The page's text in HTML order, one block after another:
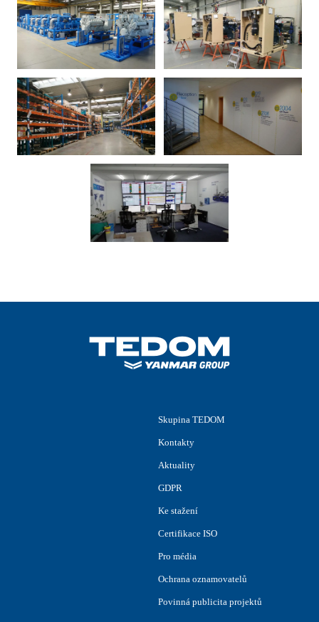
Skupina TEDOM
Kontakty
Aktuality
GDPR
Ke stažení
Certifikace ISO
Pro média
Ochrana oznamovatelů
Povinná publicita projektů